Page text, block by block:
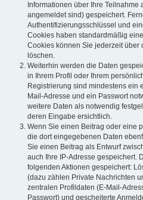
Informationen über Ihre
angemeldet sind) gespeichert.
Authentifizierungsschlüssel und
Cookies haben standardmäßig
Cookies können Sie jederzeit über
löschen.
Weiterhin werden die Daten
in Ihrem Profil oder Ihrem
Registrierung sind mindestens ein
Mail-Adresse und ein Passwort
weitere Daten als notwendig
deren Eingabe ersichtlich.
Wenn Sie einen Beitrag oder eine
die dort eingegebenen Daten
Sie einen Beitrag als Entwurf
auch Ihre IP-Adresse gespeichert.
folgenden Aktionen gespeichert:
(dazu zählen Private Nachrichten
zentralen Profildaten (E-Mail-
Passwort) und gescheiterte